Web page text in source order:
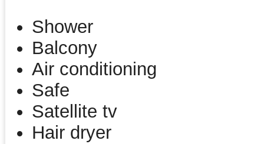
Shower
Balcony
Air conditioning
Safe
Satellite tv
Hair dryer